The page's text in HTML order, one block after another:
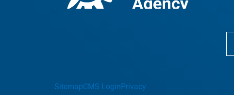
SitemapCMS LoginPrivacy